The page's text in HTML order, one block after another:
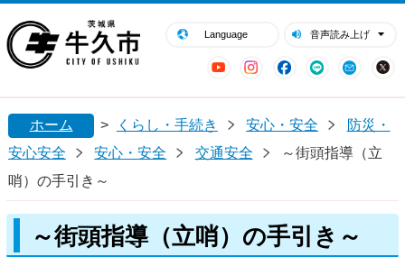
Language 音声読み上げ
YouTubeInstagram
Facebook
LINE Mail
閉じる
ホーム > くらし・手続き 安心・安全
防災・
安心安全
安心・安全 交通安全
～街頭指導（立
哨）の手引き～
～街頭指導（立哨）の手引き～